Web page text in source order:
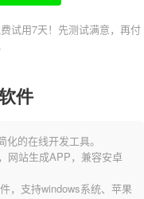
试用7天！先测试满意，再付
件
的在线开发工具。
网站生成APP，兼容安卓
，支持windows系统、苹果